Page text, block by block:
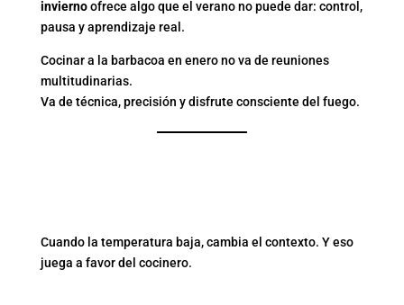
inviernoofrece algo que el verano no puede dar: control,
pausa y aprendizaje real.
Cocinar a la barbacoa en enero no va de reuniones
multitudinarias.
Va de técnica, precisión y disfrute consciente del fuego.
Cuando la temperatura baja, cambia el contexto. Y eso
juega a favor del cocinero.